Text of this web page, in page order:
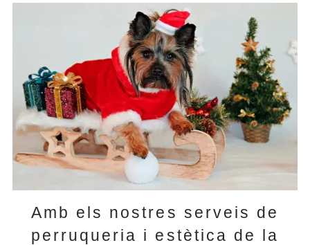
Amb els nostres serveis de
perruqueria i estètica de la